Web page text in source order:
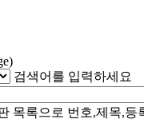
검색어를 입력하세요
목록으로 번호,제목,등